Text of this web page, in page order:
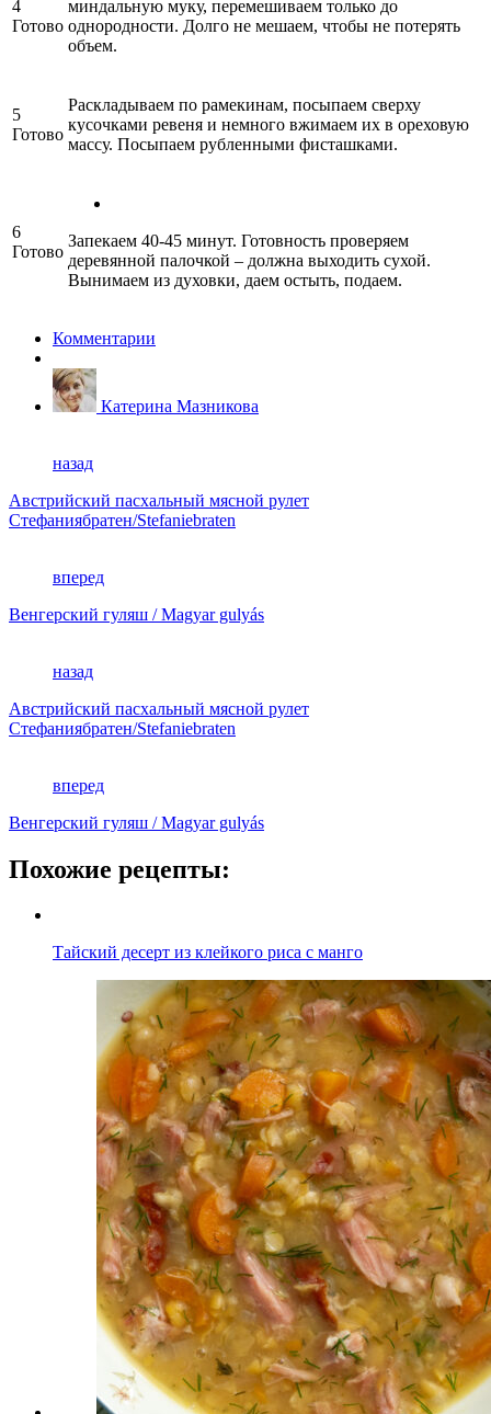
4
Готово
миндальную муку, перемешиваем только до
однородности. Долго не мешаем, чтобы не потерять
объем.
5
Готово
Раскладываем по рамекинам, посыпаем сверху
кусочками ревеня и немного вжимаем их в ореховую
массу. Посыпаем рубленными фисташками.
6
Готово
Запекаем 40-45 минут. Готовность проверяем
деревянной палочкой – должна выходить сухой.
Вынимаем из духовки, даем остыть, подаем.
Комментарии
Катерина Мазникова
назад
Австрийский пасхальный мясной рулет
Стефаниябратен/Stefaniebraten
вперед
Венгерский гуляш / Magyar gulyás
назад
Австрийский пасхальный мясной рулет
Стефаниябратен/Stefaniebraten
вперед
Венгерский гуляш / Magyar gulyás
Похожие рецепты:
Тайский десерт из клейкого риса с манго